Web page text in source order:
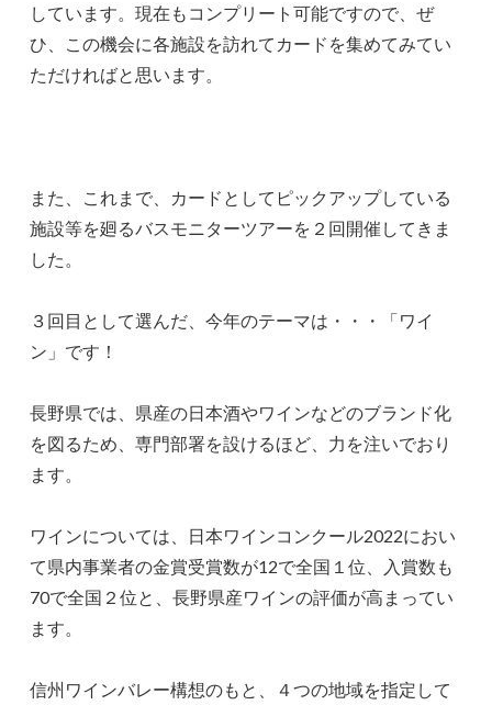
しています。現在もコンプリート可能ですので、ぜ
ひ、この機会に各施設を訪れてカードを集めてみてい
ただければと思います。
また、これまで、カードとしてピックアップしている
施設等を廻るバスモニターツアーを２回開催してきま
した。
３回目として選んだ、今年のテーマは・・・「ワイ
ン」です！
長野県では、県産の日本酒やワインなどのブランド化
を図るため、専門部署を設けるほど、力を注いでおり
ます。
ワインについては、日本ワインコンクール2022におい
て県内事業者の金賞受賞数が12で全国１位、入賞数も
70で全国２位と、長野県産ワインの評価が高まってい
ます。
信州ワインバレー構想のもと、４つの地域を指定して